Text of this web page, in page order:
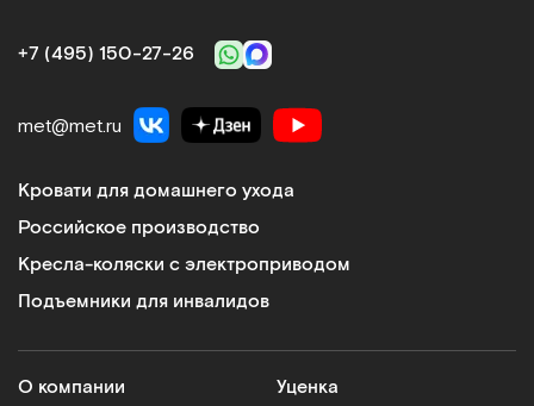
+7 (495) 150‑27‑26
met@met.ru
Кровати для домашнего ухода
Российское производство
Кресла-коляски с электроприводом
Подъемники для инвалидов
О компании
Уценка